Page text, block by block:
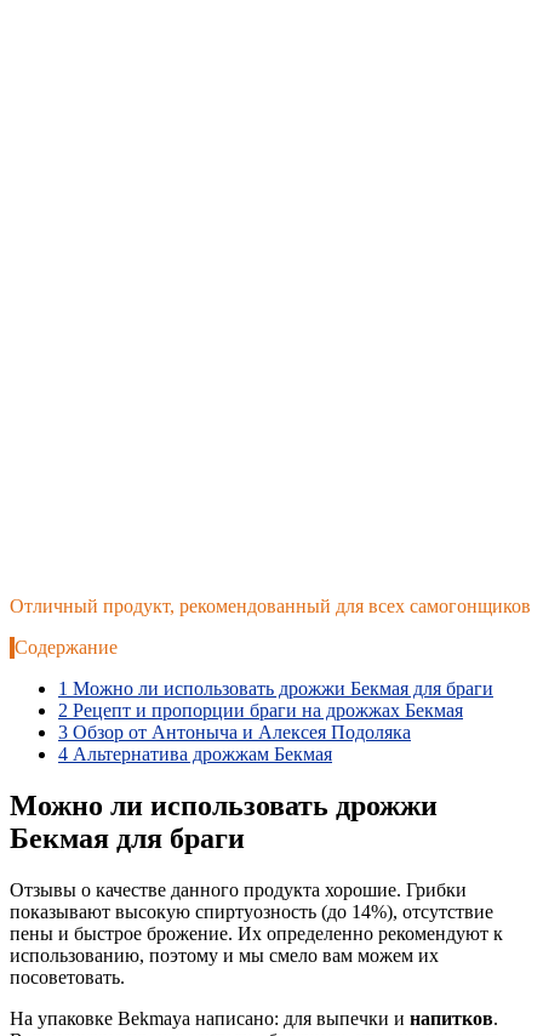
Отличный продукт, рекомендованный для всех самогонщиков
Содержание
1 Можно ли использовать дрожжи Бекмая для браги
2 Рецепт и пропорции браги на дрожжах Бекмая
3 Обзор от Антоныча и Алексея Подоляка
4 Альтернатива дрожжам Бекмая
Можно ли использовать дрожжи
Бекмая для браги
Отзывы о качестве данного продукта хорошие. Грибки
показывают высокую спиртуозность (до 14%), отсутствие
пены и быстрое брожение. Их определенно рекомендуют к
использованию, поэтому и мы смело вам можем их
посоветовать.
На упаковке Bekmaya написано: для выпечки и напитков.